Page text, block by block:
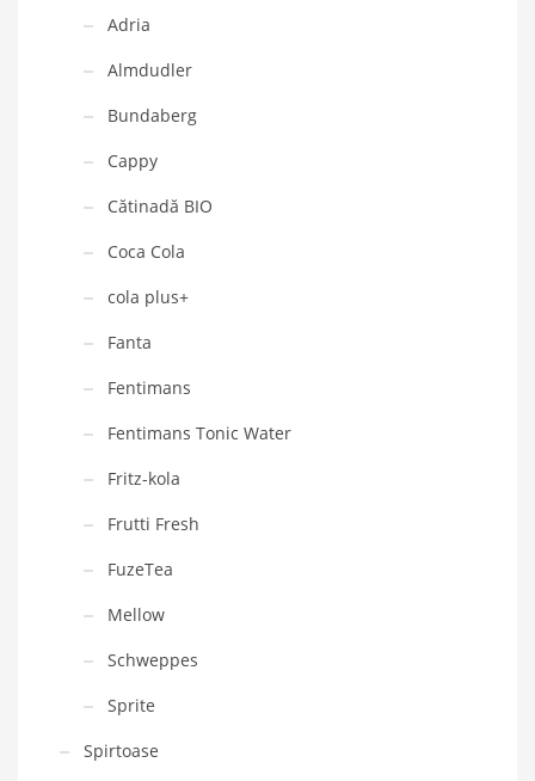
Adria
Almdudler
Bundaberg
Cappy
Cătinadă BIO
Coca Cola
cola plus+
Fanta
Fentimans
Fentimans Tonic Water
Fritz-kola
Frutti Fresh
FuzeTea
Mellow
Schweppes
Sprite
Spirtoase